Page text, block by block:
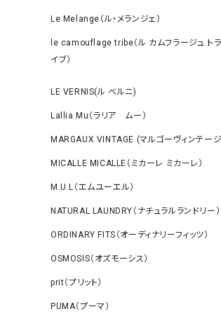
Le Melange（ル・メランジェ）
le camouflage tribe（ル カムフラージュ トラ
イブ）
LE VERNIS(ル ベルニ)
Lallia Mu（ラリア ムー）
MARGAUX VINTAGE (マルゴーヴィンテー
MICALLE MICALLE（ミカーレ ミカーレ）
M.U.L（エムユーエル）
NATURAL LAUNDRY（ナチュラルランドリー）
ORDINARY FITS（オーディナリーフィッツ）
OSMOSIS（オズモーシス）
prit（プリット）
PUMA（プーマ）